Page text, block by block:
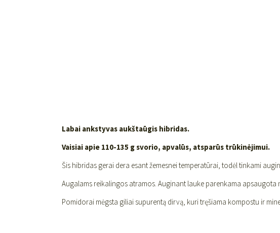
Labai ankstyvas aukštaūgis hibridas.
Vaisiai apie 110-135 g svorio, apvalūs, atsparūs trūkinėjimui.
Šis hibridas gerai dera esant žemesnei temperatūrai, todėl tinkami
Augalams reikalingos atramos. Auginant lauke parenkama apsaugota
Pomidorai mėgsta giliai supurentą dirvą, kuri tręšiama kompostu ir